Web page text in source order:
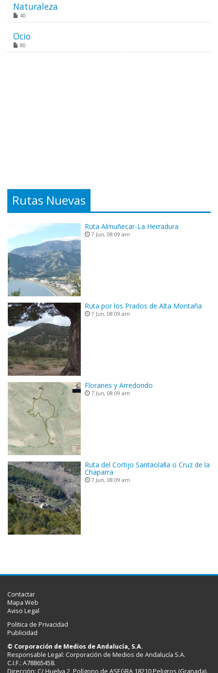
Naturaleza
40
Ocio
80
Rutas Nuevas
Ruta Almuñecar-La Herradura
7 Jun, 08:09 am
Ruta por los Prados de Alta Montaña
7 Jun, 08:09 am
Floranes y Arredondo
7 Jun, 08:09 am
Ruta del Cortijo Santaolalla o Cruz de la
Chaparra
7 Jun, 08:09 am
Contactar
Mapa Web
Aviso Legal
Politica de Privacidad
Publicidad
© Corporación de Medios de Andalucía, S.A.
Responsable Legal: Corporación de Medios de Andalucía S.A.
C.I.F.: A78865458.